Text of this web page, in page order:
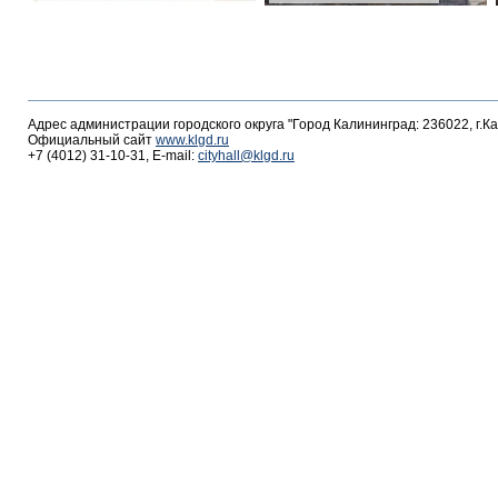
Адрес администрации городского округа "Город Калининград: 236022,
Официальный сайт www.klgd.ru
+7 (4012) 31-10-31, E-mail: cityhall@klgd.ru